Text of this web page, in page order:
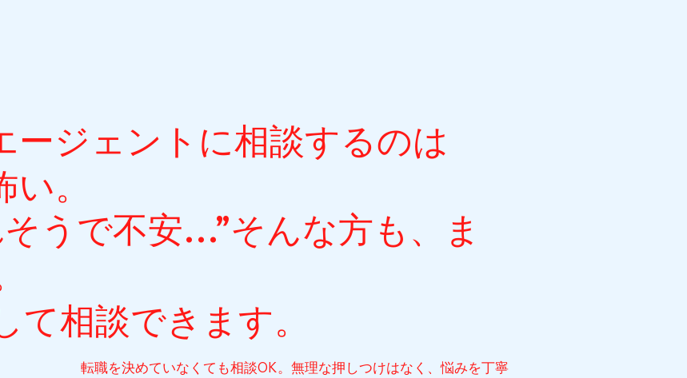
ージェントに相談するのは
。
うで不安…”そんな方も、ま
て相談できます。
転職を決めていなくても相談OK。無理な押しつけはなく、悩みを丁寧